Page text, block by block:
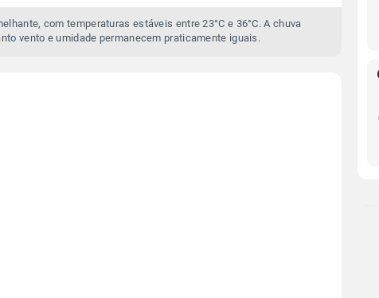
com temperaturas estáveis entre 23°C e 36°C. A chuva
vento e umidade permanecem praticamente iguais.